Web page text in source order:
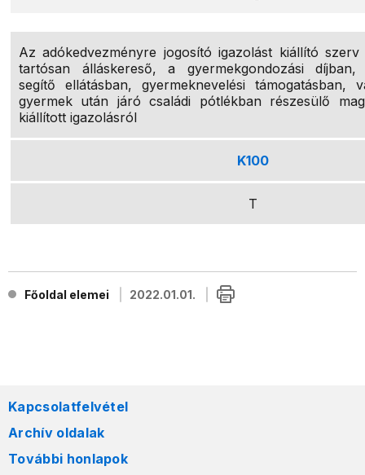
Az adókedvezményre jogosító igazolást kiállító szerv
tartósan álláskereső, a gyermekgondozási díjban,
segítő ellátásban, gyermeknevelési támogatásban,
gyermek után járó családi pótlékban részesülő
kiállított igazolásról
K100
T
Főoldal elemei 2022.01.01.
Kapcsolatfelvétel
Archív oldalak
További honlapok